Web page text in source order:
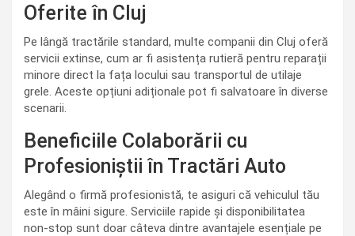
Oferite în Cluj
Pe lângă tractările standard, multe companii din Cluj oferă
servicii extinse, cum ar fi asistența rutieră pentru reparații
minore direct la fața locului sau transportul de utilaje
grele. Aceste opțiuni adiționale pot fi salvatoare în diverse
scenarii.
Beneficiile Colaborării cu
Profesioniștii în Tractări Auto
Alegând o firmă profesionistă, te asiguri că vehiculul tău
este în mâini sigure. Serviciile rapide și disponibilitatea
non-stop sunt doar câteva dintre avantajele esențiale pe